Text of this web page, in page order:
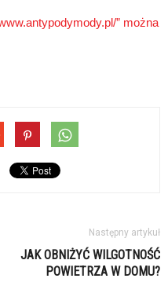
” można
Następny artykuł
JAK OBNIŻYĆ WILGOTNOŚĆ
POWIETRZA W DOMU?